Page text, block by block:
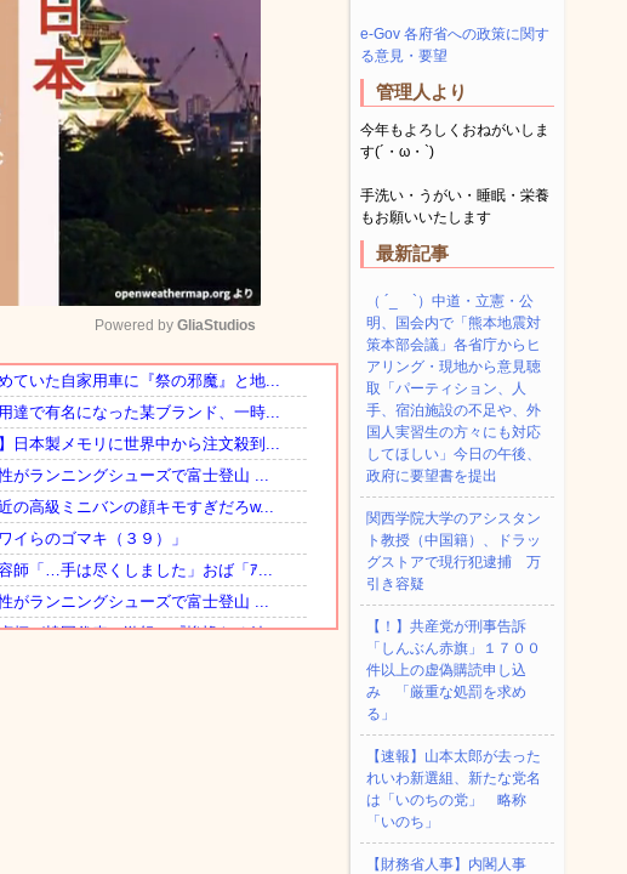
Mute
Powered by GliaStudios
e-Gov 各府省への政策に関す
る意見・要望
管理人より
今年もよろしくおねがいしま
す(´・ω・`)
手洗い・うがい・睡眠・栄養
もお願いいたします
最新記事
（ ´_ゝ`）中道・立憲・公
明、国会内で「熊本地震対
策本部会議」各省庁からヒ
アリング・現地から意見聴
取「パーティション、人
手、宿泊施設の不足や、外
国人実習生の方々にも対応
してほしい」今日の午後、
政府に要望書を提出
関西学院大学のアシスタン
ト教授（中国籍）、ドラッ
グストアで現行犯逮捕 万
引き容疑
【！】共産党が刑事告訴
「しんぶん赤旗」１７００
件以上の虚偽購読申し込
み 「厳重な処罰を求め
る」
【速報】山本太郎が去った
れいわ新選組、新たな党名
は「いのちの党」 略称
「いのち」
【財務省人事】内閣人事